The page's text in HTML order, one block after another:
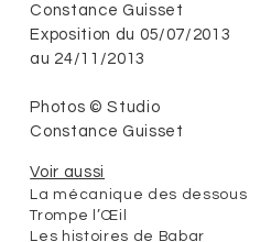
Constance Guisset
Exposition du 05/07/2013
au 24/11/2013
Photos © Studio
Constance Guisset
Voir aussi
La mécanique des dessous
Trompe l’Œil
Les histoires de Babar